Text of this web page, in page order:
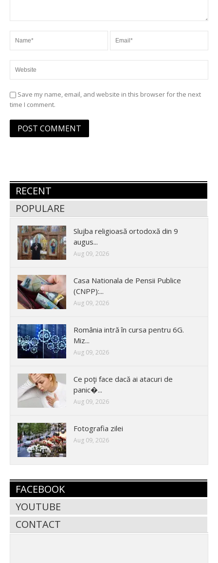
Save my name, email, and website in this browser for the next
time I comment.
RECENT
POPULARE
Slujba religioasă ortodoxă din 9
augus...
Aug 09, 2026
Casa Nationala de Pensii Publice
(CNPP):...
Aug 09, 2026
România intră în cursa pentru 6G.
Miz...
Aug 09, 2026
Ce poţi face dacă ai atacuri de
panic�...
Aug 09, 2026
Fotografia zilei
Aug 09, 2026
FACEBOOK
YOUTUBE
CONTACT